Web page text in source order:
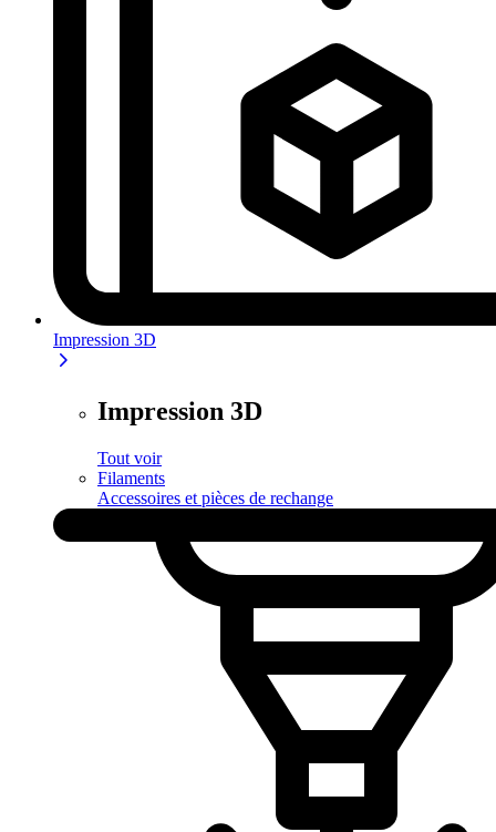
Impression 3D
Impression 3D
Tout voir
Filaments
Accessoires et pièces de rechange